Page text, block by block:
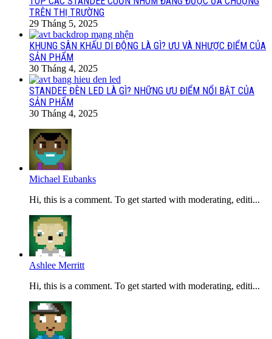
TRÊN THỊ TRƯỜNG
29 Tháng 5, 2025
KHUNG SÂN KHẤU DI ĐỘNG LÀ GÌ? ƯU VÀ NHƯỢC ĐIỂM CỦA
SẢN PHẨM
30 Tháng 4, 2025
STANDEE ĐÈN LED LÀ GÌ? NHỮNG ƯU ĐIỂM NỔI BẬT CỦA
SẢN PHẨM
30 Tháng 4, 2025
Michael Eubanks
Hi, this is a comment. To get started with moderating, editi...
Ashlee Merritt
Hi, this is a comment. To get started with moderating, editi...